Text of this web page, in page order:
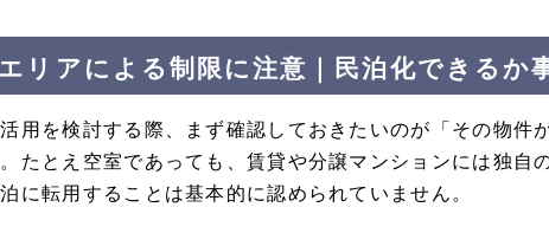
リアによる制限に注意｜民泊化できるか
用を検討する際、まず確認しておきたいのが「その物件
たとえ空室であっても、賃貸や分譲マンションには独自
に転用することは基本的に認められていません。